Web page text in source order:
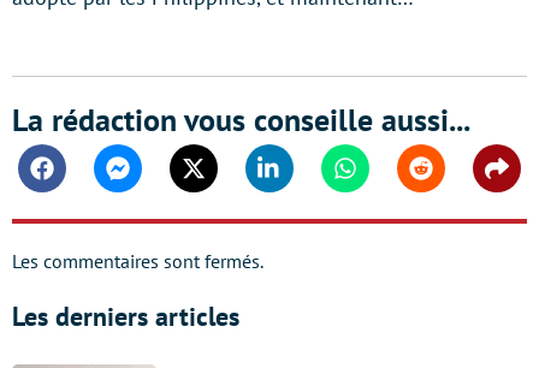
La rédaction vous conseille aussi...
FacebookMessengerTwitter Linkedin WhatsappReddit
Les commentaires sont fermés.
Les derniers articles